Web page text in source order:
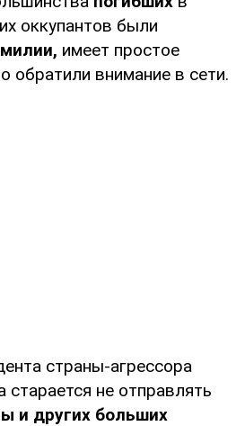
оккупантов были
имеет простое
обратили внимание в сети.
страны-агрессора
не отправлять
и других больших